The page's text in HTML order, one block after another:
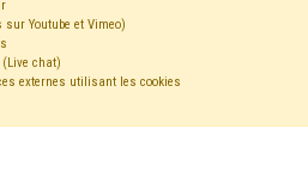
! »
sur Youtube et Vimeo)
chat)
externes utilisant les cookies